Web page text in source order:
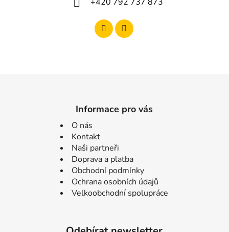
Informace pro vás
O nás
Kontakt
Naši partneři
Doprava a platba
Obchodní podmínky
Ochrana osobních údajů
Velkoobchodní spolupráce